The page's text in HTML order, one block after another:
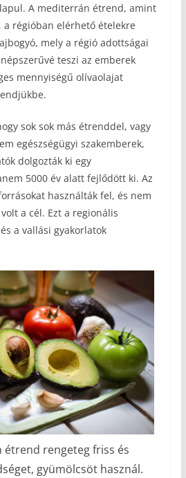
A mediterrán étrend, amint
a régióban elérhető ételekre
mely a régió adottságai
teszi az emberek
mennyiségű olívaolajat
sok sok más étrenddel, vagy
egészségügyi szakemberek,
dolgozták ki egy
5000 év alatt fejlődött ki. Az
használták fel, és nem
a cél. Ezt a regionális
a vallási gyakorlatok
rengeteg friss és
gyümölcsöt használ.